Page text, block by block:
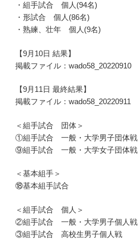
・組手試合 個人(94名)
・形試合 個人(86名)
・熟練、壮年 個人(9名)
【9月10日 結果】
掲載ファイル：wado58_20220910
【9月11日 最終結果】
掲載ファイル：wado58_20220911
＜組手試合 団体＞
①組手試合 一般・大学男子団体戦
⑨組手試合 一般・大学女子団体戦
＜基本組手＞
⑱基本組手試合
＜組手試合 個人＞
②組手試合 一般・大学男子個人戦
③組手試合 高校生男子個人戦